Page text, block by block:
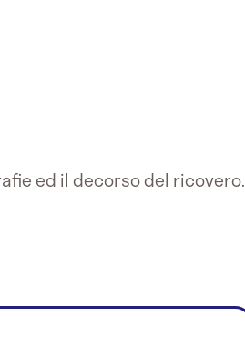
ed il decorso del ricovero.